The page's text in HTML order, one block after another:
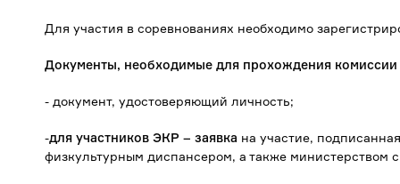
Для участия в соревнованиях необходимо
Документы, необходимые для прохождения комиссии
- документ, удостоверяющий личность;
-для участников ЭКР – заявка на участие,
физкультурным диспансером, а также министерством